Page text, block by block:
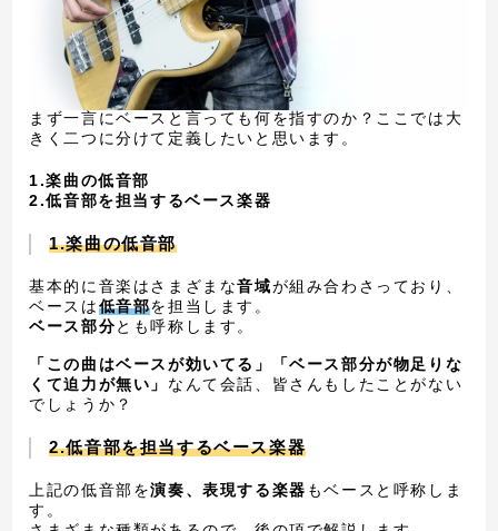
まず一言にベースと言っても何を指すのか？ここでは大
きく二つに分けて定義したいと思います。
1.楽曲の低音部
2.低音部を担当するベース楽器
1.楽曲の低音部
基本的に音楽はさまざまな音域が組み合わさっており、
ベースは低音部を担当します。
ベース部分とも呼称します。
「この曲はベースが効いてる」「ベース部分が物足りな
くて迫力が無い」 なんて会話、皆さんもしたことがない
でしょうか？
2.低音部を担当するベース楽器
上記の低音部を演奏、表現する楽器 もベースと呼称しま
す。